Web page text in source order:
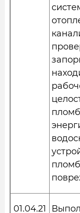
01.04.21